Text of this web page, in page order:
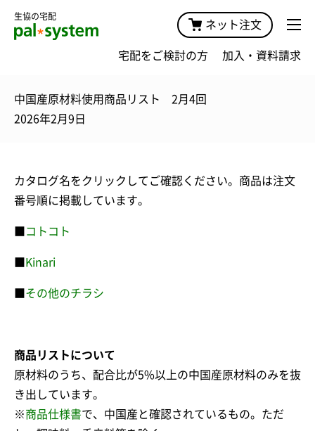
生協の宅配
ネット注文
宅配をご検討の方 加入・資料請求
中国産原材料使用商品リスト 2月4回
2026年2月9日
カタログ名をクリックしてご確認ください。商品は注文
番号順に掲載しています。
コトコト
Kinari
その他のチラシ
商品リストについて
原材料のうち、配合比が5%以上の中国産原材料のみを抜
き出しています。
※商品仕様書で、中国産と確認されているもの。ただ